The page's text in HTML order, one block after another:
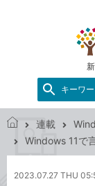
キーワ
で
ネ
連載
Windows 11で
2023.07.27 THU